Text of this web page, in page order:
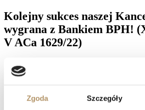
Zgoda Szczegóły
Kolejny sukces naszej
wygrana z Bankiem BPH!
V ACa 1629/22)
Sąd Okręgowy w Gdańsku XV Wydział
Katarzyny Kazanieckiej – Kapały,
roku ustalił nieważność umowy zawartej
177 205,30 złotych wraz z odsetkami za